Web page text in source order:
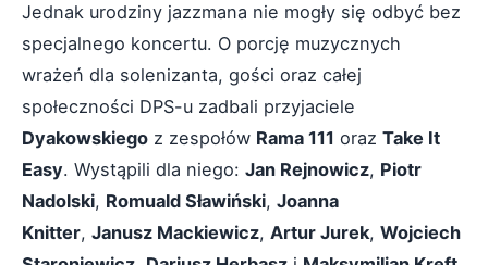
Jednak urodziny jazzmana nie mogły się odbyć bez
specjalnego koncertu. O porcję muzycznych
wrażeń dla solenizanta, gości oraz całej
społeczności DPS-u zadbali przyjaciele
Dyakowskiego z zespołów Rama 111 oraz Take It
Easy. Wystąpili dla niego: Jan Rejnowicz, Piotr
Nadolski, Romuald Sławiński, Joanna
Knitter, Janusz Mackiewicz, Artur Jurek, Wojciech